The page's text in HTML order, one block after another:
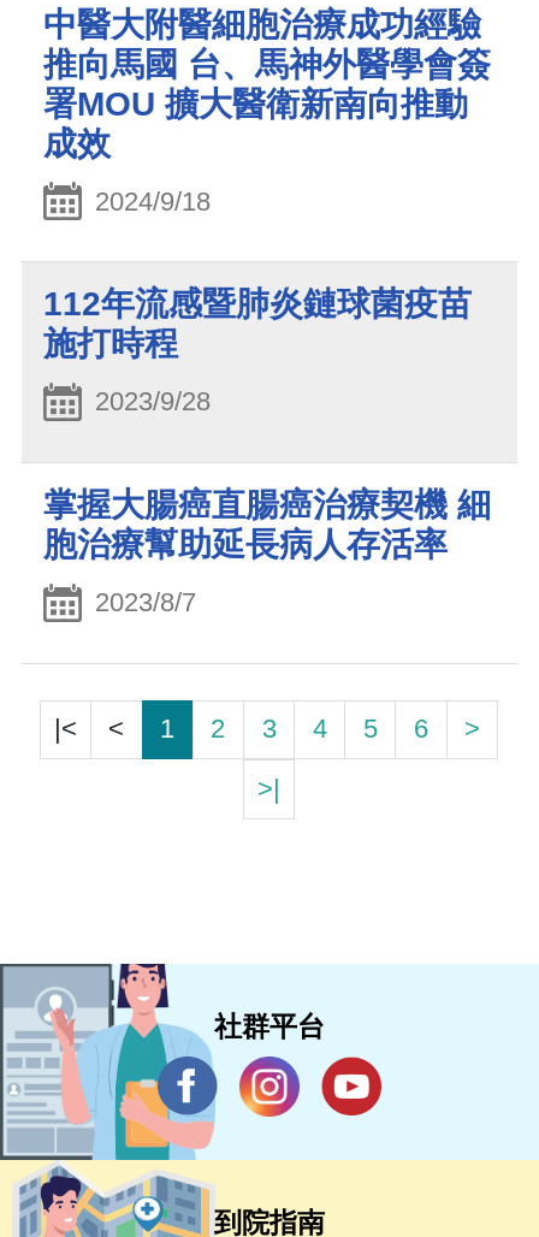
中醫大附醫細胞治療成功經驗
推向馬國 台、馬神外醫學會簽
署MOU 擴大醫衛新南向推動
成效
2024/9/18
112年流感暨肺炎鏈球菌疫苗
施打時程
2023/9/28
掌握大腸癌直腸癌治療契機 細
胞治療幫助延長病人存活率
2023/8/7
|< < 1 2 3 4 5 6
>
>|
社群平台
到院指南